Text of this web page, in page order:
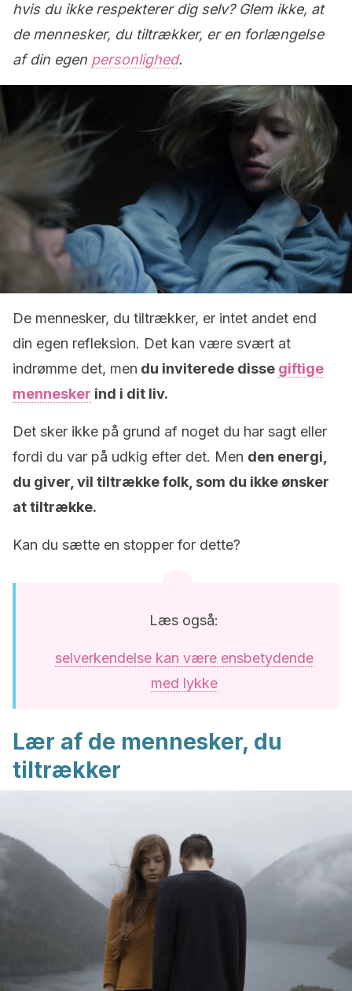
hvis du ikke respekterer dig selv? Glem ikke, at
de mennesker, du tiltrækker, er en forlængelse
af din egen personlighed.
De mennesker, du tiltrækker, er intet andet end
din egen refleksion. Det kan være svært at
indrømme det, men du inviterede disse giftige
mennesker ind i dit liv.
Det sker ikke på grund af noget du har sagt eller
fordi du var på udkig efter det. Men den energi,
du giver, vil tiltrække folk, som du ikke ønsker
at tiltrække.
Kan du sætte en stopper for dette?
Læs også:
selverkendelse kan være ensbetydende
med lykke
Lær af de mennesker, du
tiltrækker